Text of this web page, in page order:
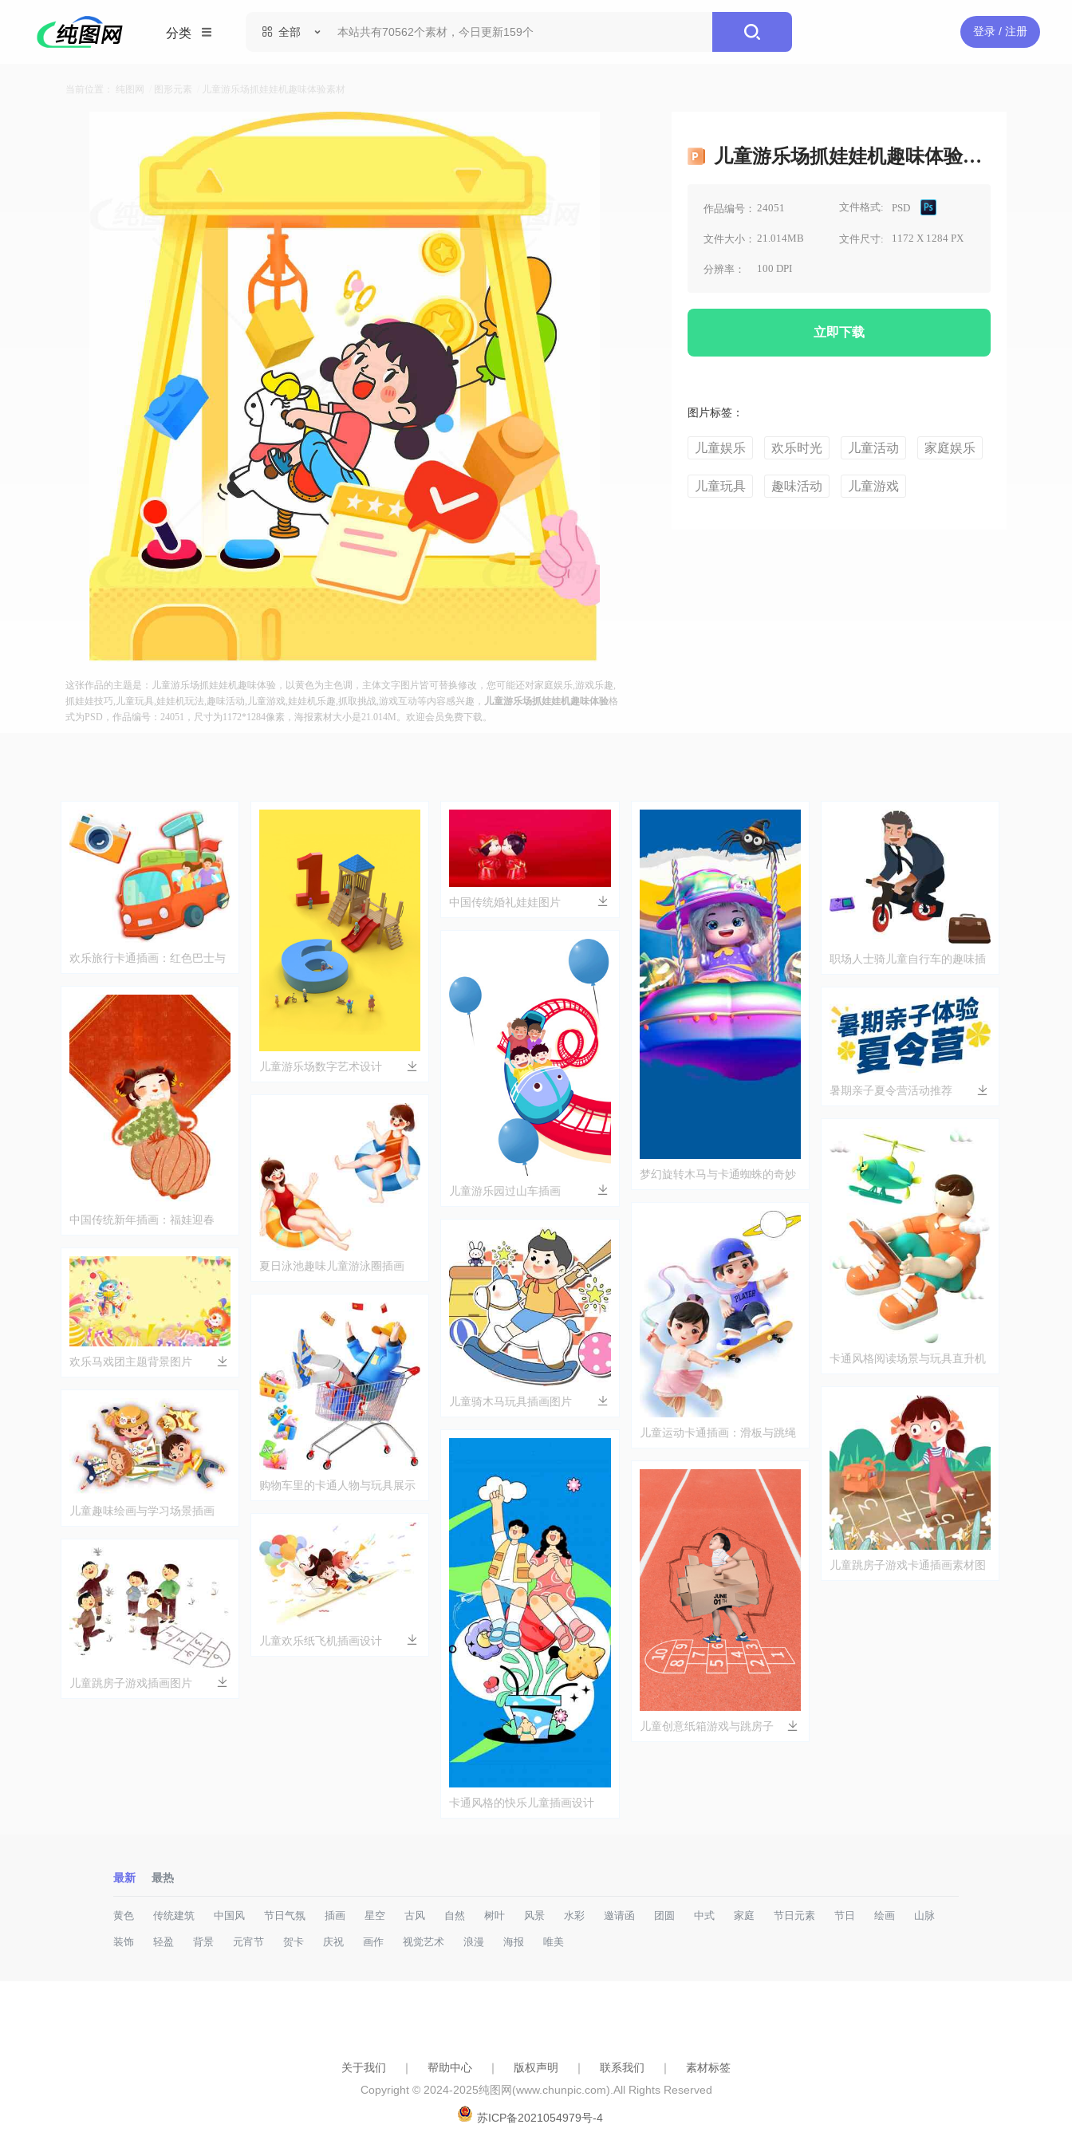
分类 全部 登录 / 注册
当前位置： 纯图网 图形元素 儿童游乐场抓娃娃机趣味体验素材
儿童游乐场抓娃娃机趣味体验素材
作品编号： 24051 文件格式: PSD
文件大小： 21.014MB 文件尺寸: 1172 X 1284 PX
分辨率： 100 DPI
立即下载
图片标签：
儿童娱乐 欢乐时光 儿童活动 家庭娱乐
儿童玩具 趣味活动 儿童游戏
这张作品的主题是：儿童游乐场抓娃娃机趣味体验，以黄色为主色调，主体文字图片皆可替换修改，您可能还对家庭娱乐,游戏乐趣,
抓娃娃技巧,儿童玩具,娃娃机玩法,趣味活动,儿童游戏,娃娃机乐趣,抓取挑战,游戏互动等内容感兴趣， 儿童游乐场抓娃娃机趣味体验格
式为PSD，作品编号：24051，尺寸为1172*1284像素，海报素材大小是21.014M。欢迎会员免费下载。
欢乐旅行卡通插画：红色巴士与
中国传统新年插画：福娃迎春
欢乐马戏团主题背景图片
儿童趣味绘画与学习场景插画
儿童跳房子游戏插画图片
儿童游乐场数字艺术设计
夏日泳池趣味儿童游泳圈插画
购物车里的卡通人物与玩具展示
儿童欢乐纸飞机插画设计
中国传统婚礼娃娃图片
儿童游乐园过山车插画
儿童骑木马玩具插画图片
卡通风格的快乐儿童插画设计
梦幻旋转木马与卡通蜘蛛的奇妙
儿童运动卡通插画：滑板与跳绳
儿童创意纸箱游戏与跳房子
职场人士骑儿童自行车的趣味插
暑期亲子夏令营活动推荐
卡通风格阅读场景与玩具直升机
儿童跳房子游戏卡通插画素材图
最新 最热
黄色 传统建筑 中国风 节日气氛 插画 星空 古风 自然 树叶 风景 水彩 邀请函 团圆 中式 家庭 节日元素 节日 绘画 山脉
装饰 轻盈 背景 元宵节 贺卡 庆祝 画作 视觉艺术 浪漫 海报 唯美
关于我们 ｜ 帮助中心 ｜ 版权声明 ｜ 联系我们 ｜
素材标签
Copyright © 2024-2025纯图网(www.chunpic.com).All Rights Reserved
苏ICP备2021054979号-4